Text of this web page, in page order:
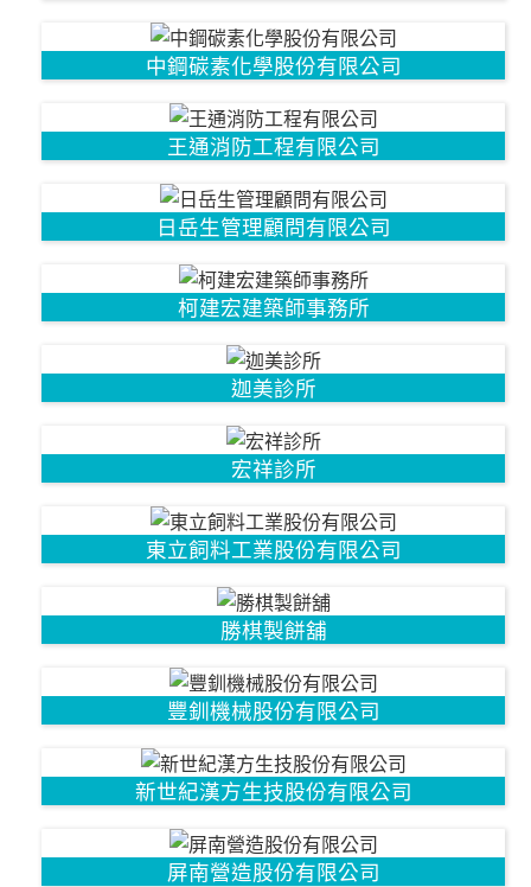
中鋼碳素化學股份有限公司
王通消防工程有限公司
日岳生管理顧問有限公司
柯建宏建築師事務所
迦美診所
宏祥診所
東立飼料工業股份有限公司
勝棋製餅舖
豐釧機械股份有限公司
新世紀漢方生技股份有限公司
屏南營造股份有限公司